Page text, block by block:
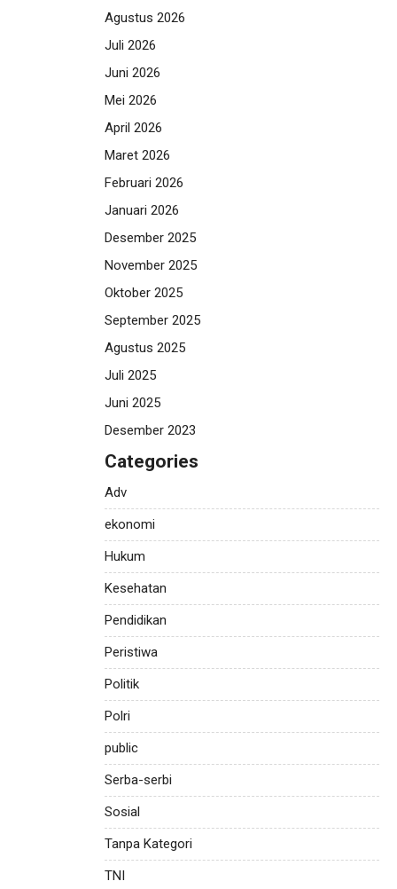
Agustus 2026
Juli 2026
Juni 2026
Mei 2026
April 2026
Maret 2026
Februari 2026
Januari 2026
Desember 2025
November 2025
Oktober 2025
September 2025
Agustus 2025
Juli 2025
Juni 2025
Desember 2023
Categories
Adv
ekonomi
Hukum
Kesehatan
Pendidikan
Peristiwa
Politik
Polri
public
Serba-serbi
Sosial
Tanpa Kategori
TNI